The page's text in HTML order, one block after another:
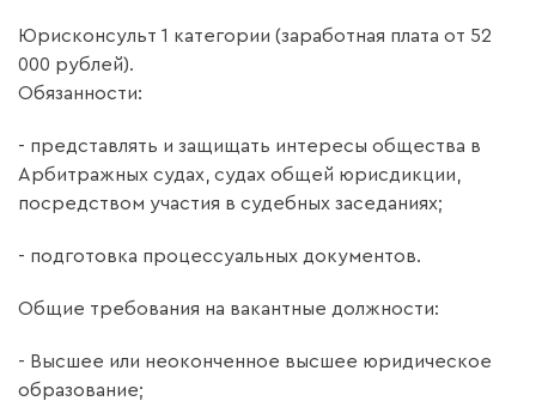
Юрисконсульт 1 категории (заработная плата от 52
000 рублей).
Обязанности:
- представлять и защищать интересы общества в
Арбитражных судах, судах общей юрисдикции,
посредством участия в судебных заседаниях;
- подготовка процессуальных документов.
Общие требования на вакантные должности:
- Высшее или неоконченное высшее юридическое
образование;